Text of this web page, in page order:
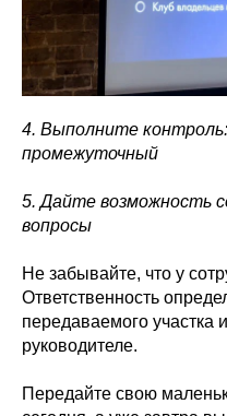
4. Выполните
промежуточный
5. Дайте возможность
вопросы
Не забывайте, что у
Ответственность
передаваемого участка
руководителе.
Передайте свою